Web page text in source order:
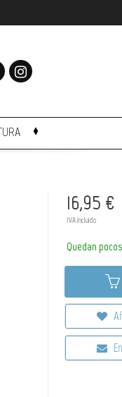
16,95 €
IVA incluido
Quedan pocos